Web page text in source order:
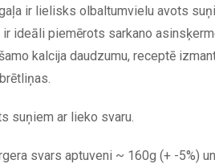
ir lielisks olbaltumvielu avots
ideāli piemērots sarkano
kalcija daudzumu, receptē
suņiem ar lieko svaru.
svars aptuveni ~ 160g (+ -5%)